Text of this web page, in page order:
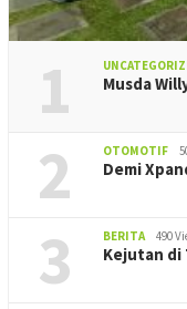
1 Musda
2 OTOMOTIF
Demi
3 BERITA 490
Kejutan di